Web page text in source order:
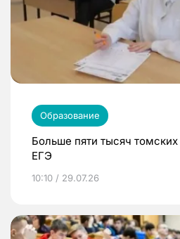
Образование
Больше пяти тысяч
ЕГЭ
10:10 / 29.07.26